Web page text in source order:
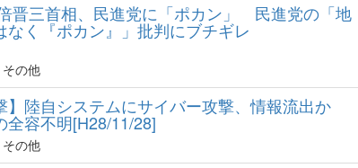
晋三首相、民進党に「ポカン」 民進党の「地
なく『ポカン』」批判にブチギレ
の他
】陸自システムにサイバー攻撃、情報流出か
容不明[H28/11/28]
の他